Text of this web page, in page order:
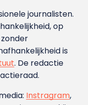
journalisten.
op
is
. De redactie
Instragram,